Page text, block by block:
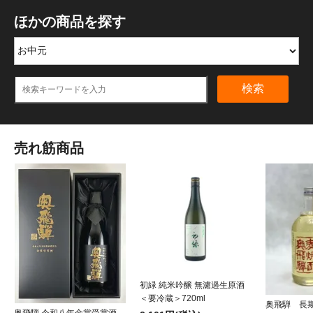
ほかの商品を探す
検索
売れ筋商品
初緑 純米吟醸 無濾過生原酒
＜要冷蔵＞720ml
奥飛騨 長